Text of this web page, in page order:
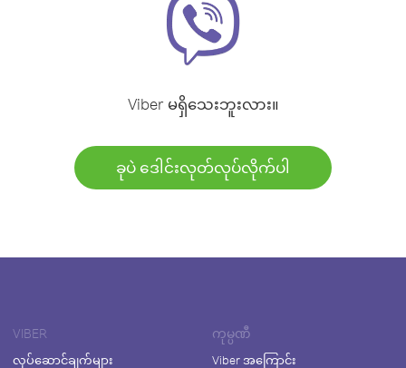
Viber မရှိသေးဘူးလား။
ခုပဲ ဒေါင်းလုတ်လုပ်လိုက်ပါ
VIBER
လုပ်ဆောင်ချက်များ
ကုမ္ပဏီ
Viber အကြောင်း